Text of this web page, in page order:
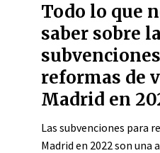
Todo lo que
saber sobre
reformas de
Madrid en
Las subvenciones para
Madrid en 2022 son una